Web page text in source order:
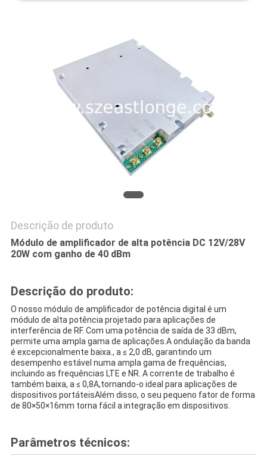
ORÇAMENTO
Descrição de produto
Módulo de amplificador de alta potência DC 12V/28V
20W com ganho de 40 dBm
Descrição do produto:
O nosso módulo de amplificador de potência digital é um
módulo de alta potência projetado para aplicações de
interferência de RF. Com uma potência de saída de 33 dBm,
permite uma ampla gama de aplicações.A ondulação da banda
é excepcionalmente baixa., a ≤ 2,0 dB, garantindo um
desempenho estável numa ampla gama de frequências,
incluindo as frequências LTE e NR. A corrente de trabalho é
também baixa, a ≤ 0,8A,tornando-o ideal para aplicações de
dispositivos portáteisAlém disso, o seu pequeno fator de forma
de 80×50×16mm torna fácil a integração em dispositivos.
Parâmetros técnicos: